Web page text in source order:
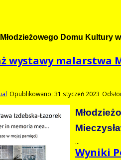
Domu Kultury
wystawy malarstwa
Opublikowano: 31 styczeń 2023
...
Wyniki